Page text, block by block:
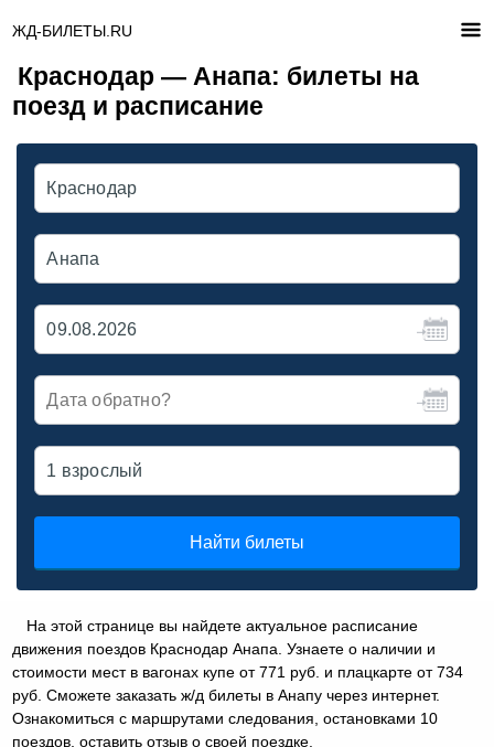
ЖД-БИЛЕТЫ.RU
Краснодар — Анапа: билеты на
поезд и расписание
Найти билеты
На этой странице вы найдете актуальное расписание
движения поездов Краснодар Анапа. Узнаете о наличии и
стоимости мест в вагонах купе от 771 руб. и плацкарте от 734
руб. Сможете заказать ж/д билеты в Анапу через интернет.
Ознакомиться с маршрутами следования, остановками 10
поездов, оставить отзыв о своей поездке.